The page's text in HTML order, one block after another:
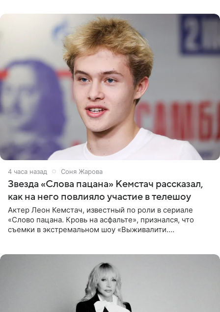
4 часа назад Соня Жарова
Звезда «Слова пацана» Кемстач рассказал,
как на него повлияло участие в телешоу
Актер Леон Кемстач, известный по роли в сериале
«Слово пацана. Кровь на асфальте», признался, что
съемки в экстремальном шоу «Выживалити.